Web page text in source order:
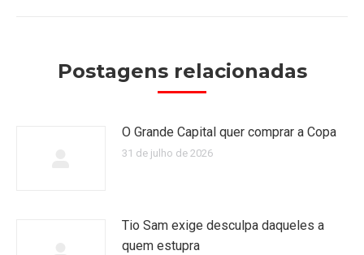
Postagens relacionadas
O Grande Capital quer comprar a Copa
31 de julho de 2026
Tio Sam exige desculpa daqueles a
quem estupra